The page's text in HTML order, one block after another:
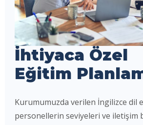
İhtiyaca Özel
Eğitim
Kurumumuzda verilen İngilizce dil
personellerin seviyeleri ve iletişim